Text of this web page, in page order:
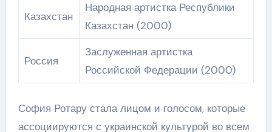
Казахстан
Народная артистка Республики
Казахстан (2000)
Россия
Заслуженная артистка
Российской Федерации (2000)
София Ротару стала лицом и голосом, которые
ассоциируются с украинской культурой во всем